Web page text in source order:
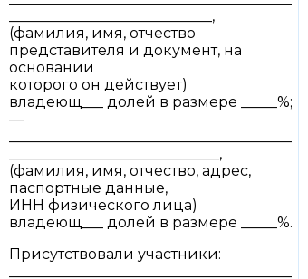
____________________________,
(фамилия, имя, отчество
представителя и документ, на
основании
которого он действует)
владеющ___ долей в размере _____%;
—
_____________________________,
(фамилия, имя, отчество, адрес,
паспортные данные,
ИНН физического лица)
владеющ___ долей в размере _____%.
Присутствовали участники: